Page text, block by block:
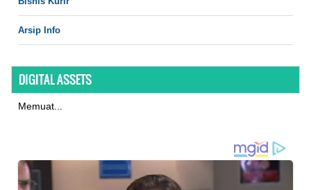
Arsip Info
DIGITAL ASSETS
Memuat...